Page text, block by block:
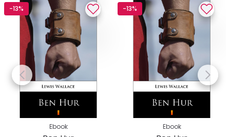
-13%
Ebook
-13%
Ebook